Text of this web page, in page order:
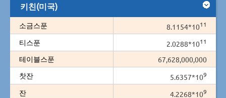
키친(미국)
소금스푼 8.1154*1011
티스푼 2.0288*1011
테이블스푼
67,628,000,000
찻잔
5.6357*109
잔 4.2268*109